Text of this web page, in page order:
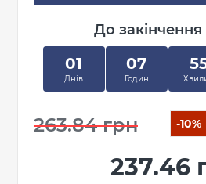
До закінчення
01
Днів
07
Годин
263.84 грн -10%
237.46